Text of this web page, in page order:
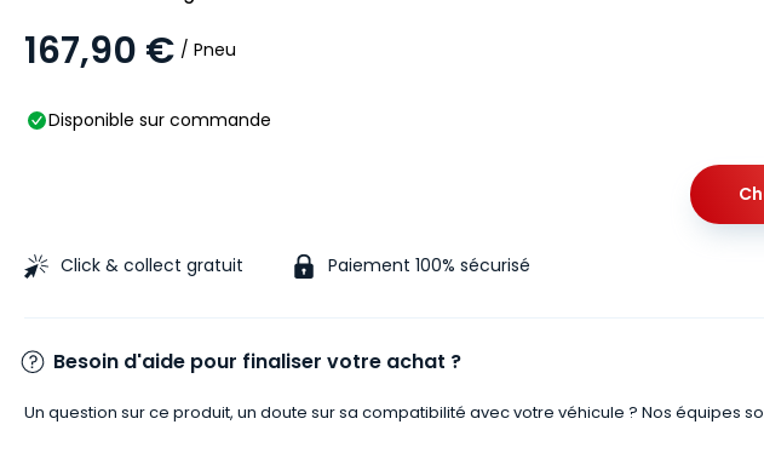
167,90 € / Pneu
Disponible sur commande
Click & collect gratuit Paiement 100% sécurisé
Besoin d'aide pour finaliser votre achat ?
Un question sur ce produit, un doute sur sa compatibilité avec votre véhicule ? Nos équipes